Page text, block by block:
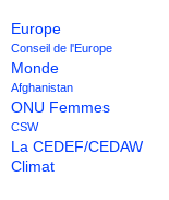
Europe
Conseil de l'Europe
Monde
Afghanistan
ONU Femmes
CSW
La CEDEF/CEDAW
Climat